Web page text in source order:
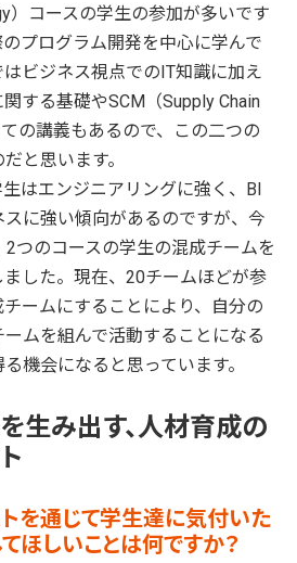
）コースの学生の参加が多いです
プログラム開発を中心に学んで
ビジネス視点でのIT知識に加え
する基礎やSCM（Supply Chain
の講義もあるので、この二つの
と思います。
はエンジニアリングに強く、BI
に強い傾向があるのですが、今
つのコースの学生の混成チームを
した。現在、20チームほどが参
ームにすることにより、自分の
ムを組んで活動することになる
機会になると思っています。
生み出す、人材育成の
を通じて学生達に気付いた
ほしいことは何ですか？